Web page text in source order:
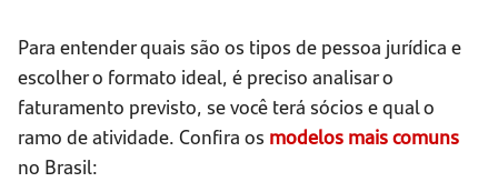
Para entender quais são os tipos de pessoa jurídica e
escolher o formato ideal, é preciso analisar o
faturamento previsto, se você terá sócios e qual o
ramo de atividade. Confira os modelos mais comuns
no Brasil: